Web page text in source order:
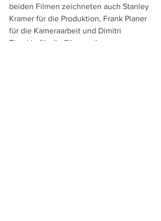
beiden Filmen zeichneten auch Stanley
Kramer für die Produktion, Frank Planer
für die Kameraarbeit und Dimitri
Tiomkin für die Filmmusik